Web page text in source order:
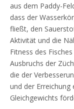
aus dem Paddy-
dass der
fließt, den
Aktivität und die
Fitness des
Ausbruchs der
die der
und der
Gleichgewichts